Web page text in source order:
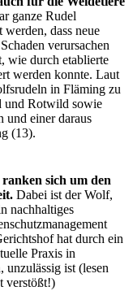
ganze Rudel
dass neue
verursachen
wie durch etablierte
werden konnte. Laut
in Fläming zu
und Rotwild sowie
und einer daraus
(13).
sich um den
Dabei ist der Wolf,
nachhaltiges
hat durch ein
Praxis in
unzulässig ist (lesen
verstößt!)